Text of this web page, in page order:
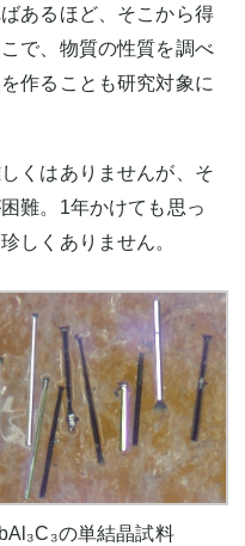
あるほど、そこから得
で、物質の性質を調べ
作ることも研究対象に
くはありませんが、そ
難。1年かけても思っ
しくありません。
の単結晶試料